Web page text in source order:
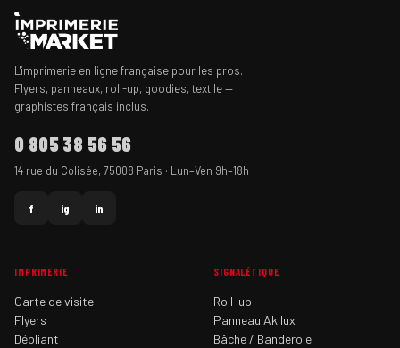
L'imprimerie en ligne française pour les pros.
Flyers, panneaux, roll-up, goodies, textile —
graphistes français inclus.
0 805 38 56 56
14 rue du Colisée, 75008 Paris · Lun–Ven 9h–18h
f ig in
IMPRIMERIE
Carte de visite
Flyers
Dépliant
SIGNALÉTIQUE
Roll-up
Panneau Akilux
Bâche / Banderole